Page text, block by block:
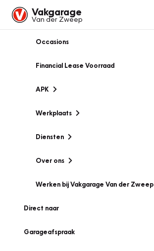
Vakgarage
Van der Zweep
Occasions
Financial Lease Voorraad
APK
Werkplaats
Diensten
Over ons
Werken bij Vakgarage Van der Zweep
Direct naar
Garageafspraak